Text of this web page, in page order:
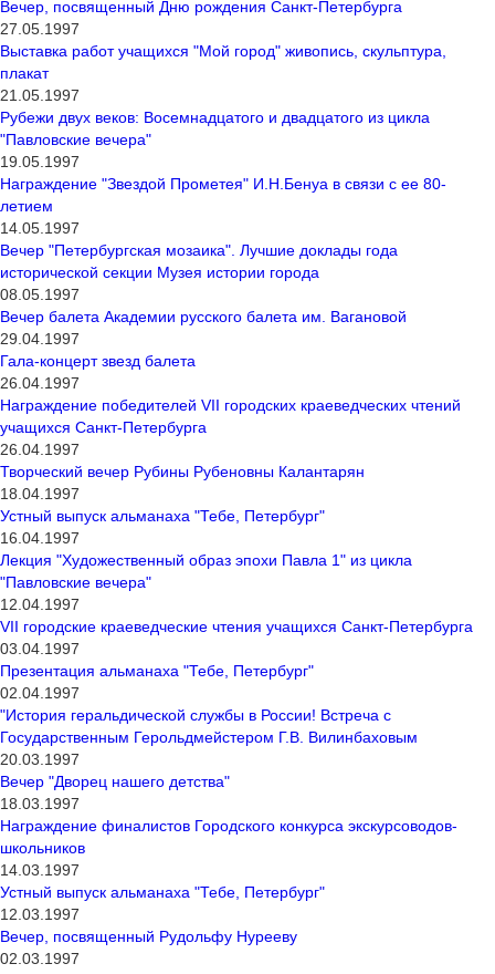
Вечер, посвященный Дню рождения Санкт-Петербурга
27.05.1997
Выставка работ учащихся "Мой город" живопись, скульптура,
плакат
21.05.1997
Рубежи двух веков: Восемнадцатого и двадцатого из цикла
"Павловские вечера"
19.05.1997
Награждение "Звездой Прометея" И.Н.Бенуа в связи с ее 80-
летием
14.05.1997
Вечер "Петербургская мозаика". Лучшие доклады года
исторической секции Музея истории города
08.05.1997
Вечер балета Академии русского балета им. Вагановой
29.04.1997
Гала-концерт звезд балета
26.04.1997
Награждение победителей VII городских краеведческих чтений
учащихся Санкт-Петербурга
26.04.1997
Творческий вечер Рубины Рубеновны Калантарян
18.04.1997
Устный выпуск альманаха "Тебе, Петербург"
16.04.1997
Лекция "Художественный образ эпохи Павла 1" из цикла
"Павловские вечера"
12.04.1997
VII городские краеведческие чтения учащихся Санкт-Петербурга
03.04.1997
Презентация альманаха "Тебе, Петербург"
02.04.1997
"История геральдической службы в России! Встреча с
Государственным Герольдмейстером Г.В. Вилинбаховым
20.03.1997
Вечер "Дворец нашего детства"
18.03.1997
Награждение финалистов Городского конкурса экскурсоводов-
школьников
14.03.1997
Устный выпуск альманаха "Тебе, Петербург"
12.03.1997
Вечер, посвященный Рудольфу Нурееву
02.03.1997